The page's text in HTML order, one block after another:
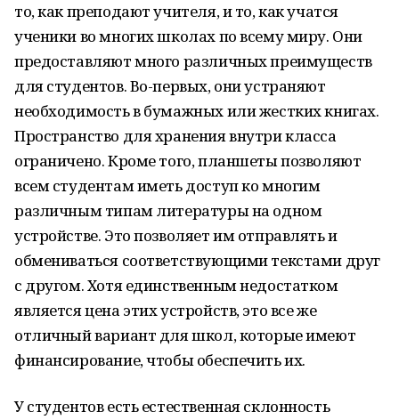
то, как преподают учителя, и то, как учатся
ученики во многих школах по всему миру. Они
предоставляют много различных преимуществ
для студентов. Во-первых, они устраняют
необходимость в бумажных или жестких книгах.
Пространство для хранения внутри класса
ограничено. Кроме того, планшеты позволяют
всем студентам иметь доступ ко многим
различным типам литературы на одном
устройстве. Это позволяет им отправлять и
обмениваться соответствующими текстами друг
с другом. Хотя единственным недостатком
является цена этих устройств, это все же
отличный вариант для школ, которые имеют
финансирование, чтобы обеспечить их.
У студентов есть естественная склонность